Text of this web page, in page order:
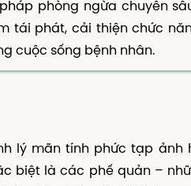
phòng ngừa chuyên
tái phát, cải thiện chức
cuộc sống bệnh nhân.
lý mãn tính phức tạp ảnh
biệt là các phế quản –